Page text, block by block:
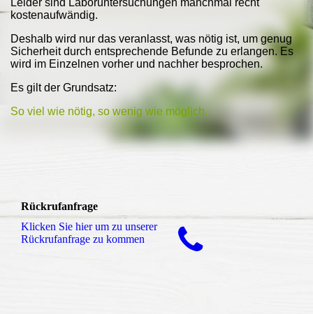
Leider sind Laboruntersuchungen manchmal recht
kostenaufwändig.
Deshalb wird nur das veranlasst, was nötig ist, um genug
Sicherheit durch entsprechende Befunde zu erlangen. Es
wird im Einzelnen vorher und nachher besprochen.
Es gilt der Grundsatz:
So viel wie nötig, so wenig wie möglich.
Rückrufanfrage
Klicken Sie hier um zu unserer
Rückrufanfrage zu kommen